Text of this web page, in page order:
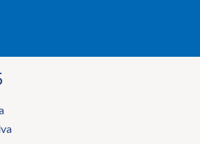
par l’engagement de leur comité
Partenaire en action » est remis
2011.